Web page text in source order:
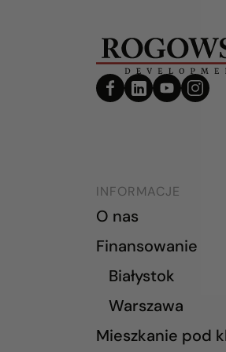
INFORMACJE
O nas
Finansowanie
Białystok
Warszawa
Mieszkanie pod